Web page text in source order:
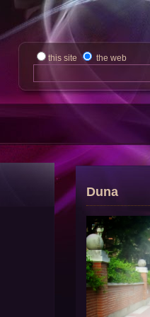
this site the web
Duna